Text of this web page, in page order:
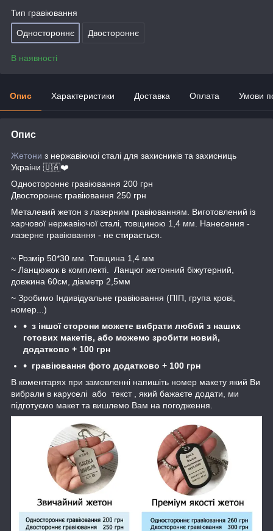
Тип гравіювання
Одностороннє Двостороннє
В наявності
Опис Характеристики Доставка Оплата Умови
Опис
Жетони з нержавіючоі сталі для захисників та захисниць
Украіни 🇺🇦❤️
Одностороннє гравіювання 200 грн
Двостороннє гравіювання 250 грн
Металевий жетон з лазерним гравіюванням. Виготовлений із
харчової нержавіючої сталі, товщиною 1,4 мм. Нанесення -
лазерне гравіювання - не стирається.
~ Розмір 50*30 мм. Товщина 1,4 мм
~ Ланцюжок в комплекті. Ланцюг жетонний біжутерний,
довжина 60см, діаметр 2,5мм
~ Зробимо Індивідуальне гравіювання (ПІП, група крові,
номер...)
з іншої сторони можете вибрати любий з наших
готових макетів, або можемо зробити новий,
додатково + 100 грн
гравіювання фото додатково + 100 грн
В коментарях при замовленні напишіть номер макету який Ви
вибрали в каруселі або текст , який бажаєте додати, ми
підготуємо макет та вишлемо Вам на погодження.